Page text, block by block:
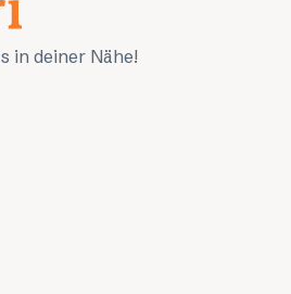
in deiner Nähe!